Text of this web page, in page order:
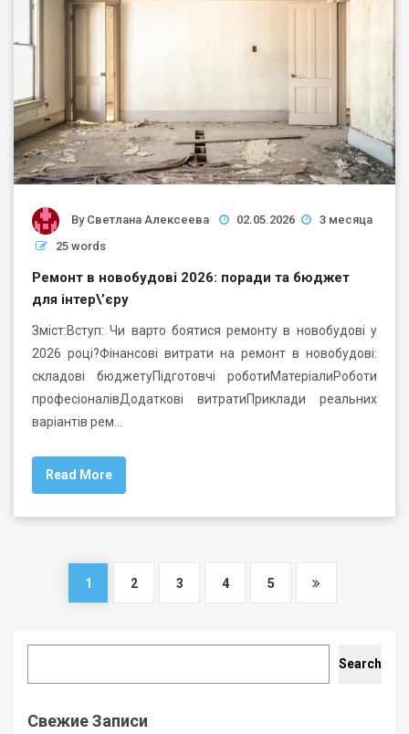
By Светлана Алексеева 02.05.2026
3 месяца
25 words
Ремонт в новобудові 2026: поради та бюджет
для інтер\’єру
Зміст:Вступ: Чи варто боятися ремонту в новобудові у
2026 році?Фінансові витрати на ремонт в новобудові:
складові бюджетуПідготовчі роботиМатеріалиРоботи
професіоналівДодаткові витратиПриклади реальних
варіантів рем…
Read More
1 2 3 4 5
Search
Свежие Записи